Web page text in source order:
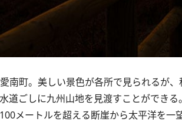
南町。美しい景色が各所で見られるが
ごしに九州山地を見渡すことができる。
メートルを超える断崖から太平洋を一